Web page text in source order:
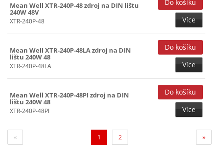
Mean Well XTR-240P-48 zdroj na DIN lištu
240W 48V
XTR-240P-48 Více
Mean Well XTR-240P-48LA zdroj na DIN
lištu 240W 48
XTR-240P-48LA Více
Mean Well XTR-240P-48PI zdroj na DIN
lištu 240W 48
XTR-240P-48PI Více
« 1 (current)
2 »